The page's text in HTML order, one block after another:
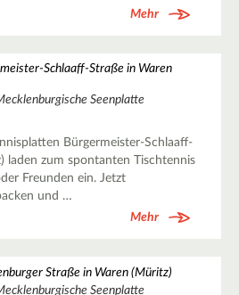
Mehr
Schlaaff-Straße in Waren
Seenplatte
Bürgermeister-Schlaaff-
laden zum spontanten Tischtennis
Freunden ein. Jetzt
und …
Mehr
Straße in Waren (Müritz)
Seenplatte